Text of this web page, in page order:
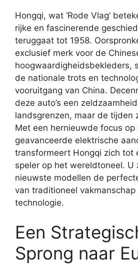
Hongqi, wat ‘Rode Vlag’
rijke en fascinerende
teruggaat tot 1958.
exclusief merk voor de
hoogwaardigheidsbekleders,
de nationale trots en
vooruitgang van China.
deze auto’s een
landsgrenzen, maar de tijden
Met een hernieuwde focus op
geavanceerde elektrische
transformeert Hongqi zich tot
speler op het wereldtoneel. U
nieuwste modellen de
van traditioneel
technologie.
Een
Sprong naar